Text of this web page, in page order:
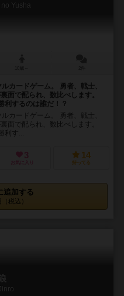
Yusha
カードゲーム。 勇者、戦士、
面で配られ、数比べします。
利するのは誰だ！？
カードゲーム。 勇者、戦士、
面で配られ、数比べします。
す...
3
お気に入り
14
持ってる
追加する
税込）